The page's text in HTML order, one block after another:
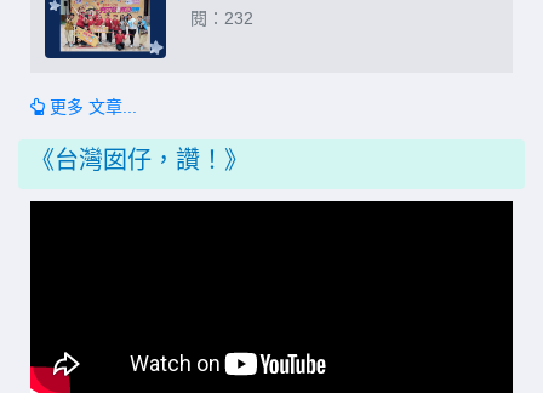
閱：232
更多 文章...
《台灣囡仔，讚！》